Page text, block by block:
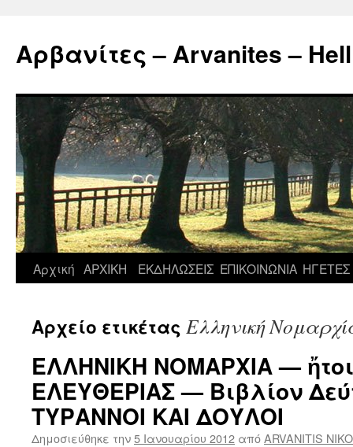
περιεχόμενο
Αρβανίτες – Arvanites –
Αρχική ΑΡΧΙΚΗ ΕΚΔΗΛΩΣΕΙΣ ΕΠΙΚΟΙΝΩΝΙΑ ΗΓΕΤΕΣ
Αρχείο ετικέτας Ελληνική
ΕΛΛΗΝΙΚΗ ΝΟΜΑΡΧΙΑ —
ΕΛΕΥΘΕΡΙΑΣ — Βιβλίον
ΤΥΡΑΝΝΟΙ ΚΑΙ ΔΟΥΛΟΙ
Δημοσιεύθηκε την5 Ιανουαρίου 2012 απόARVANITIS